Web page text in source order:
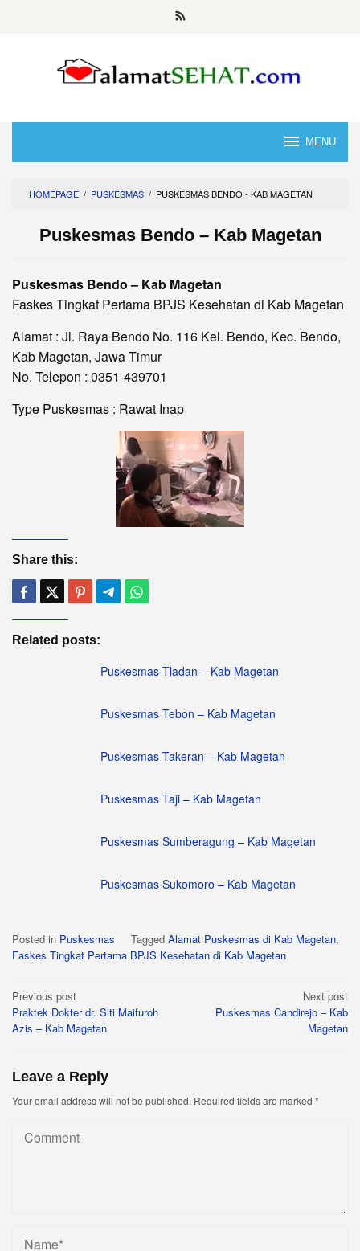
MENU
HOMEPAGE / PUSKESMAS / PUSKESMAS BENDO - KAB MAGETAN
Puskesmas Bendo – Kab Magetan
Puskesmas Bendo – Kab Magetan
Faskes Tingkat Pertama BPJS Kesehatan di Kab Magetan
Alamat : Jl. Raya Bendo No. 116 Kel. Bendo, Kec. Bendo,
Kab Magetan, Jawa Timur
No. Telepon : 0351-439701
Type Puskesmas : Rawat Inap
Share this:
Related posts:
Puskesmas Tladan – Kab Magetan
Puskesmas Tebon – Kab Magetan
Puskesmas Takeran – Kab Magetan
Puskesmas Taji – Kab Magetan
Puskesmas Sumberagung – Kab Magetan
Puskesmas Sukomoro – Kab Magetan
Posted in Puskesmas Tagged Alamat Puskesmas di Kab Magetan,
Faskes Tingkat Pertama BPJS Kesehatan di Kab Magetan
Post
navigation
Previous post
Praktek Dokter dr. Siti Maifuroh
Azis – Kab Magetan
Next post
Puskesmas Candirejo – Kab
Magetan
Leave a Reply
Your email address will not be published. Required fields are marked *